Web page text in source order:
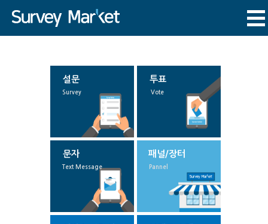
설문
Survey
투표
Vote
문자
Text Message
패널/장터
Pannel